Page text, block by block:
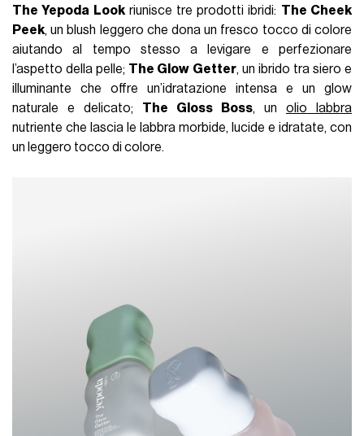
The Yepoda Lookriunisce tre prodotti ibridi: The Cheek
Peek, un blush leggero che dona un fresco tocco di colore
aiutando al tempo stesso a levigare e perfezionare
l’aspetto della pelle; The Glow Getter, un ibrido tra siero e
illuminante che offre un’idratazione intensa e un glow
naturale e delicato; The Gloss Boss, un olio labbra
nutriente che lascia le labbra morbide, lucide e idratate, con
un leggero tocco di colore.